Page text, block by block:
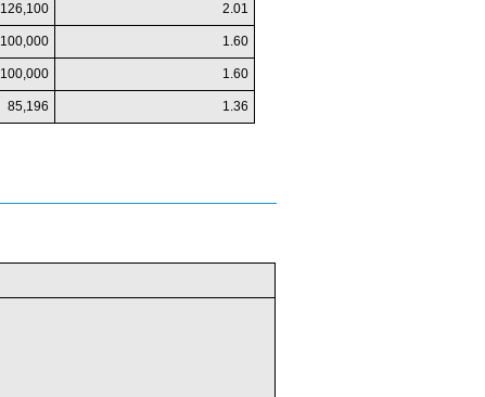
126,100 2.01
100,000 1.60
100,000 1.60
85,196 1.36